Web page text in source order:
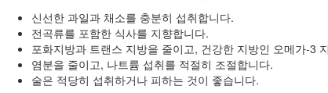
신선한 과일과 채소를 충분히 섭취합니다.
전곡류를 포함한 식사를 지향합니다.
포화지방과 트랜스 지방을 줄이고, 건강한 지방인 오메가-3
염분을 줄이고, 나트륨 섭취를 적절히 조절합니다.
술은 적당히 섭취하거나 피하는 것이 좋습니다.